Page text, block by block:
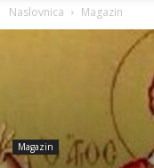
Naslovnica Magazin
Magazin